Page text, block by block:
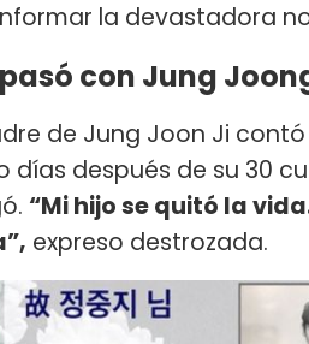
la devastadora
con Jung
de Jung Joon Ji
días después de su 30
“Mi hijo se quitó la
expreso destrozada.